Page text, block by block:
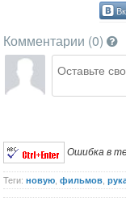
Комментарии (0)
Ошибка в
Теги: новую фильмов